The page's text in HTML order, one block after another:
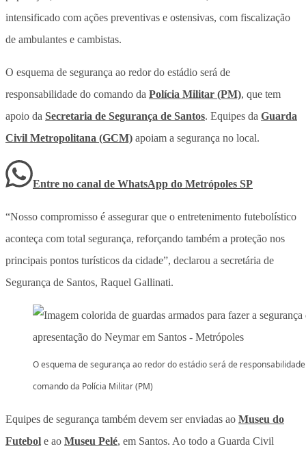
intensificado com ações preventivas e ostensivas, com fiscalização
de ambulantes e cambistas.
O esquema de segurança ao redor do estádio será de
responsabilidade do comando da Polícia Militar (PM), que tem
apoio da Secretaria de Segurança de Santos. Equipes da Guarda
Civil Metropolitana (GCM) apoiam a segurança no local.
Entre no canal de WhatsApp do Metrópoles SP
“Nosso compromisso é assegurar que o entretenimento futebolístico
aconteça com total segurança, reforçando também a proteção nos
principais pontos turísticos da cidade”, declarou a secretária de
Segurança de Santos, Raquel Gallinati.
O esquema de segurança ao redor do estádio será de
comando da Polícia Militar (PM)
Equipes de segurança também devem ser enviadas ao Museu do
Futebol e ao Museu Pelé, em Santos. Ao todo a Guarda Civil